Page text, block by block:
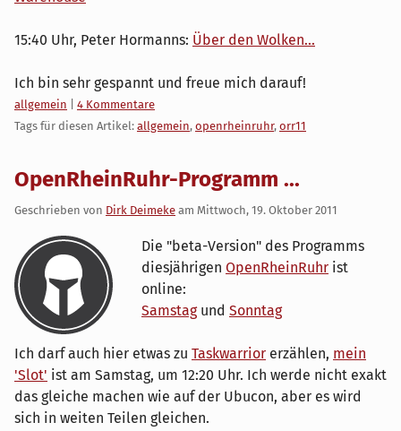
15:40 Uhr, Peter Hormanns: Über den Wolken...
Ich bin sehr gespannt und freue mich darauf!
Kategorien:
allgemein
4 Kommentare
Tags für diesen Artikel: allgemein, openrheinruhr, orr11
OpenRheinRuhr-Programm ...
Geschrieben von Dirk Deimeke am Mittwoch, 19. Oktober 2011
Die "beta-Version" des Programms
diesjährigen OpenRheinRuhr ist
online:
Samstagund Sonntag
Ich darf auch hier etwas zu Taskwarrior erzählen, mein
'Slot' ist am Samstag, um 12:20 Uhr. Ich werde nicht exakt
das gleiche machen wie auf der Ubucon, aber es wird
sich in weiten Teilen gleichen.